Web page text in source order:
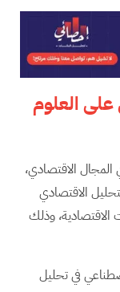
على العلوم
الاقتصادي،
الاقتصادي
الاقتصادية، وذلك
في تحليل